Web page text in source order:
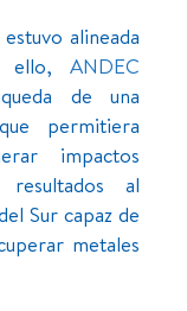
alineada
ello, ANDEC
de una
permitiera
impactos
al
Sur capaz de
metales